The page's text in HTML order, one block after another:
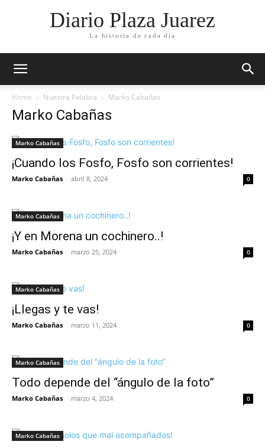
Diario Plaza Juarez
La historia de cada día
Home Nuestra Palabra Marko Cabañas
Marko Cabañas
Marko Cabañas
¡Cuando los Fosfo, Fosfo son corrientes!
Marko Cabañas - abril 8, 2024 0
Marko Cabañas
¡Y en Morena un cochinero..!
Marko Cabañas - marzo 25, 2024 0
Marko Cabañas
¡Llegas y te vas!
Marko Cabañas - marzo 11, 2024 0
Marko Cabañas
Todo depende del “ángulo de la foto”
Marko Cabañas - marzo 4, 2024 0
Marko Cabañas